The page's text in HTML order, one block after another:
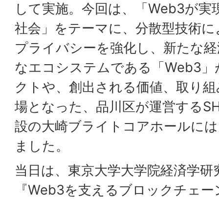
して実施。今回は、「Web3が
社会」をテーマに、分散型技術
プライバシーを強化し、新たな
なエコシステムである「Web3
クトや、創出される価値、取り
場となった、品川区が運営する
設の大崎ブライトコアホールに
ました。
当日は、東京大学大学院経済学
『Web3を支えるブロックチェ